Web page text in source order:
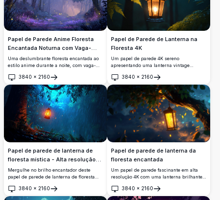
situada entre árvores em blocos e água
cintilante, criando um escape digital
idílico. Transforme sua tela com esta bela
e tranquila obra de arte temática de
Papel de Parede Anime Floresta
Encantada Noturna com Vaga-
lumes
Uma deslumbrante floresta encantada ao
estilo anime durante a noite, com vaga-
místicas e uma luz dourada e quente
atravessando árvores nebulosas e
imponentes, criando uma atmosfera
mágica e serena.
3840 × 2160
Abrir
Papel de Parede de Lanterna na
Floresta 4K
Um papel de parede 4K sereno
apresentando uma lanterna vintage
samambaias exuberantes em uma floresta
enevoada. O brilho quente da lanterna
contrasta lindamente com os verdes frios e
escuros, criando uma atmosfera tranquila
e encantadora perfeita para planos de
fundo de desktop.
3840 × 2160
Abrir
Papel de parede de lanterna de
floresta mística - Alta resolução
4K
Mergulhe no brilho encantador deste
papel de parede de lanterna de floresta
um galho de árvore, lançando uma luz
suave em meio a uma floresta etérea e
3840 × 2160
Abrir
Papel de parede de lanterna da
floresta encantada
Um papel de parede fascinante em alta
resolução 4K com uma lanterna brilhante
uma floresta encantada. A cena é
iluminada por uma luz dourada quente,
3840 × 2160
Abrir